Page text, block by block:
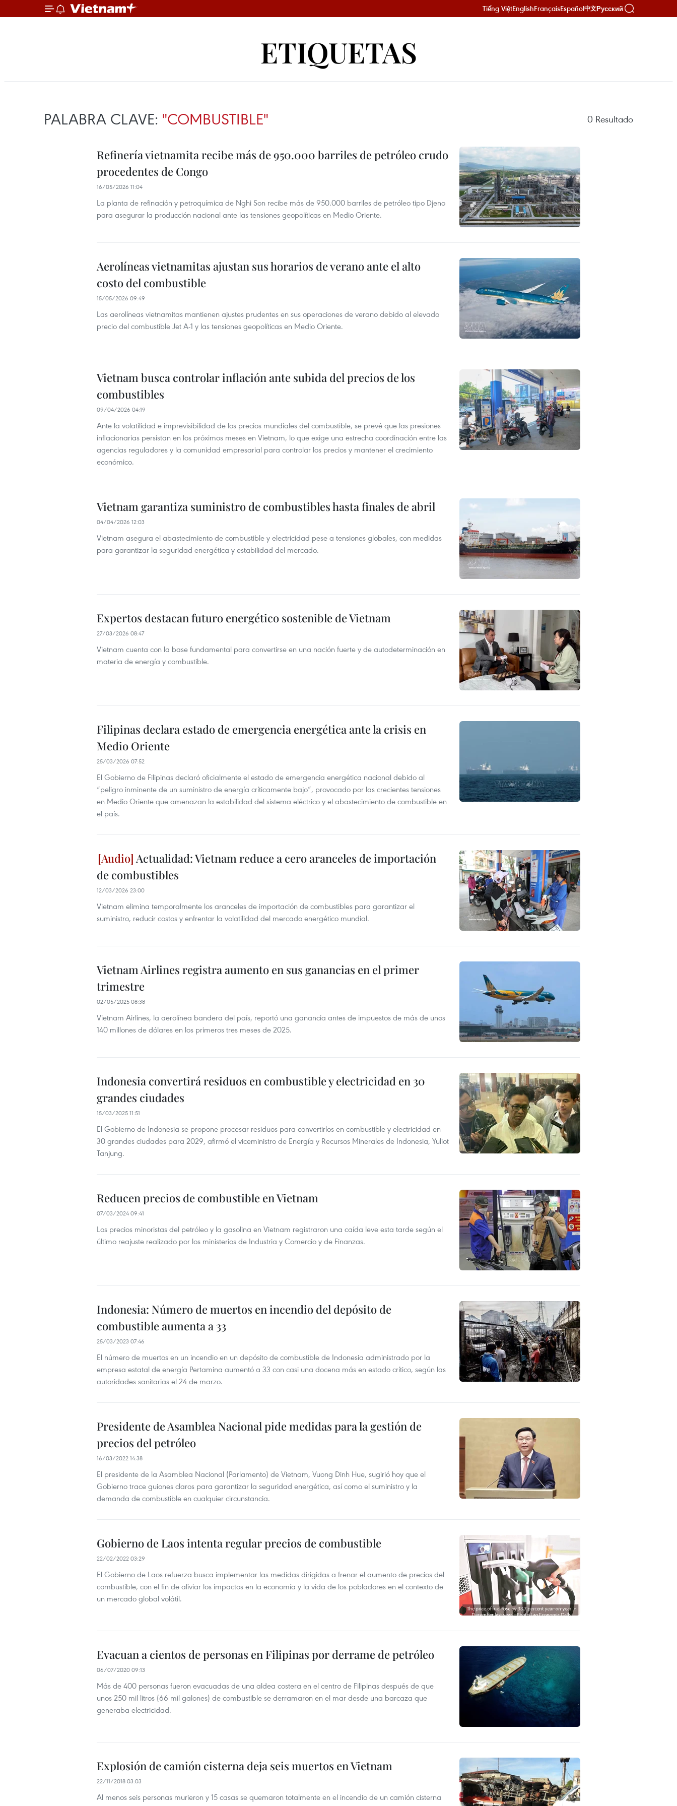
Tiếng ViệtEnglishFrançaisEspañol中文Русский
ETIQUETAS
PALABRA CLAVE: "COMBUSTIBLE" 0 Resultado
Refinería vietnamita recibe más de 950.000 barriles de petróleo crudo
procedentes de Congo
16/05/2026 11:04
La planta de refinación y petroquímica de Nghi Son recibe más de 950.000 barriles de petróleo tipo Djeno
para asegurar la producción nacional ante las tensiones geopolíticas en Medio Oriente.
Aerolíneas vietnamitas ajustan sus horarios de verano ante el alto
costo del combustible
15/05/2026 09:49
Las aerolíneas vietnamitas mantienen ajustes prudentes en sus operaciones de verano debido al elevado
precio del combustible Jet A-1 y las tensiones geopolíticas en Medio Oriente.
Vietnam busca controlar inflación ante subida del precios de los
combustibles
09/04/2026 04:19
Ante la volatilidad e imprevisibilidad de los precios mundiales del combustible, se prevé que las presiones
inflacionarias persistan en los próximos meses en Vietnam, lo que exige una estrecha coordinación entre las
agencias reguladores y la comunidad empresarial para controlar los precios y mantener el crecimiento
económico.
Vietnam garantiza suministro de combustibles hasta finales de abril
04/04/2026 12:03
Vietnam asegura el abastecimiento de combustible y electricidad pese a tensiones globales, con medidas
para garantizar la seguridad energética y estabilidad del mercado.
Expertos destacan futuro energético sostenible de Vietnam
27/03/2026 08:47
Vietnam cuenta con la base fundamental para convertirse en una nación fuerte y de autodeterminación en
materia de energía y combustible.
Filipinas declara estado de emergencia energética ante la crisis en
Medio Oriente
25/03/2026 07:52
El Gobierno de Filipinas declaró oficialmente el estado de emergencia energética nacional debido al
“peligro inminente de un suministro de energía críticamente bajo”, provocado por las crecientes tensiones
en Medio Oriente que amenazan la estabilidad del sistema eléctrico y el abastecimiento de combustible en
el país.
Actualidad: Vietnam reduce a cero aranceles de importación
de combustibles
12/03/2026 23:00
Vietnam elimina temporalmente los aranceles de importación de combustibles para garantizar el
suministro, reducir costos y enfrentar la volatilidad del mercado energético mundial.
Vietnam Airlines registra aumento en sus ganancias en el primer
trimestre
02/05/2025 08:38
Vietnam Airlines, la aerolínea bandera del país, reportó una ganancia antes de impuestos de más de unos
140 millones de dólares en los primeros tres meses de 2025.
Indonesia convertirá residuos en combustible y electricidad en 30
grandes ciudades
15/03/2025 11:51
El Gobierno de Indonesia se propone procesar residuos para convertirlos en combustible y electricidad en
30 grandes ciudades para 2029, afirmó el viceministro de Energía y Recursos Minerales de Indonesia, Yuliot
Tanjung.
Reducen precios de combustible en Vietnam
07/03/2024 09:41
Los precios minoristas del petróleo y la gasolina en Vietnam registraron una caída leve esta tarde según el
último reajuste realizado por los ministerios de Industria y Comercio y de Finanzas.
Indonesia: Número de muertos en incendio del depósito de
combustible aumenta a 33
25/03/2023 07:46
El número de muertos en un incendio en un depósito de combustible de Indonesia administrado por la
empresa estatal de energía Pertamina aumentó a 33 con casi una docena más en estado crítico, según las
autoridades sanitarias el 24 de marzo.
Presidente de Asamblea Nacional pide medidas para la gestión de
precios del petróleo
16/03/2022 14:38
El presidente de la Asamblea Nacional (Parlamento) de Vietnam, Vuong Dinh Hue, sugirió hoy que el
Gobierno trace guiones claros para garantizar la seguridad energética, así como el suministro y la
demanda de combustible en cualquier circunstancia.
Gobierno de Laos intenta regular precios de combustible
22/02/2022 03:29
El Gobierno de Laos refuerza busca implementar las medidas dirigidas a frenar el aumento de precios del
combustible, con el fin de aliviar los impactos en la economía y la vida de los pobladores en el contexto de
un mercado global volátil.
Evacuan a cientos de personas en Filipinas por derrame de petróleo
06/07/2020 09:13
Más de 400 personas fueron evacuadas de una aldea costera en el centro de Filipinas después de que
unos 250 mil litros (66 mil galones) de combustible se derramaron en el mar desde una barcaza que
generaba electricidad.
Explosión de camión cisterna deja seis muertos en Vietnam
22/11/2018 03:03
Al menos seis personas murieron y 15 casas se quemaron totalmente en el incendio de un camión cisterna